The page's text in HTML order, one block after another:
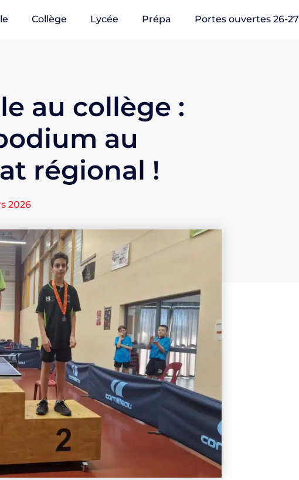
Collège Lycée Prépa Portes ouvertes 26-27
au collège :
au
régional !
2026